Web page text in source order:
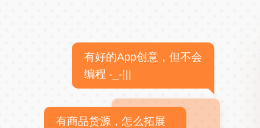
有好的App创意，但不会
编程 -_-|||
有商品货源，怎么拓展